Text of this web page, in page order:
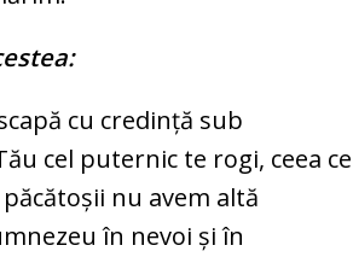
cu credinţă sub
cel puternic te rogi, ceea ce
nu avem altă
în nevoi şi în